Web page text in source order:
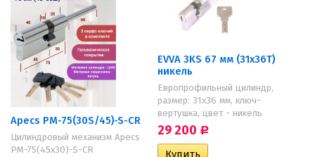
Apecs PM-75(30S/45)-S-CR
Цилиндровый механизм Apecs
PM-75(45х30)-S-CR
EVVA 3KS 67 мм (31х36Т)
никель
Европрофильный цилиндр,
размер: 31х36 мм, ключ-
вертушка, цвет - никель
29 200 Р